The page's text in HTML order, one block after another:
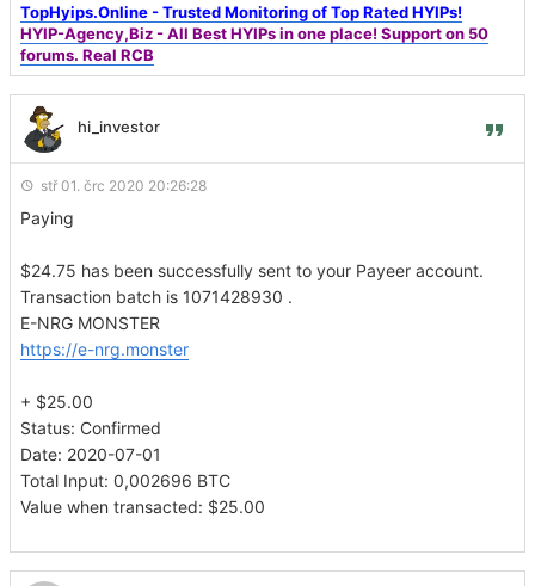
TopHyips.Online - Trusted Monitoring of Top Rated HYIPs!
HYIP-Agency,Biz - All Best HYIPs in one place! Support on 50
forums. Real RCB
hi_investor
stř 01. črc 2020 20:26:28
Paying
$24.75 has been successfully sent to your Payeer account.
Transaction batch is 1071428930 .
E-NRG MONSTER
https://e-nrg.monster
+ $25.00
Status: Confirmed
Date: 2020-07-01
Total Input: 0,002696 BTC
Value when transacted: $25.00